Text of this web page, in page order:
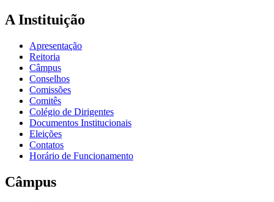
A Instituição
Apresentação
Reitoria
Câmpus
Conselhos
Comissões
Comitês
Colégio de Dirigentes
Documentos Institucionais
Eleições
Contatos
Horário de Funcionamento
Câmpus